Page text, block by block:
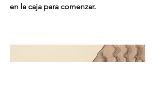
en la caja para comenzar.